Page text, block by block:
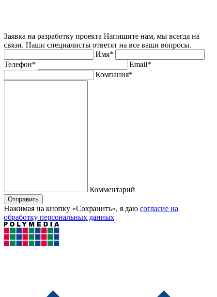
Заявка на разработку проекта Напишите нам, мы всегда на
связи. Наши специалисты ответят на все ваши вопросы.
Имя*
Телефон*
Email*
Компания*
Комментарий
Отправить
Нажимая на кнопку «Сохранить», я даю согласие на
обработку персональных данных